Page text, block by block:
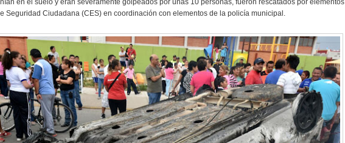
en el suelo y eran severamente golpeados por unas 10 personas, fueron rescatados por elementos
Seguridad Ciudadana (CES) en coordinación con elementos de la policía municipal.